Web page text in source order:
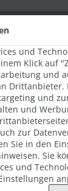
Deutschland
und
Klick auf
und
Drittanbieter.
und
und
zur
Sie in den
Sie
und